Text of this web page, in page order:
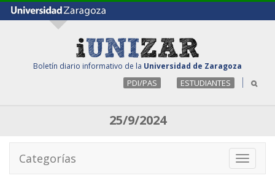
Boletín diario informativo de la Universidad de Zaragoza
PDI/PAS ESTUDIANTES
25/9/2024
Toggle
Categorías